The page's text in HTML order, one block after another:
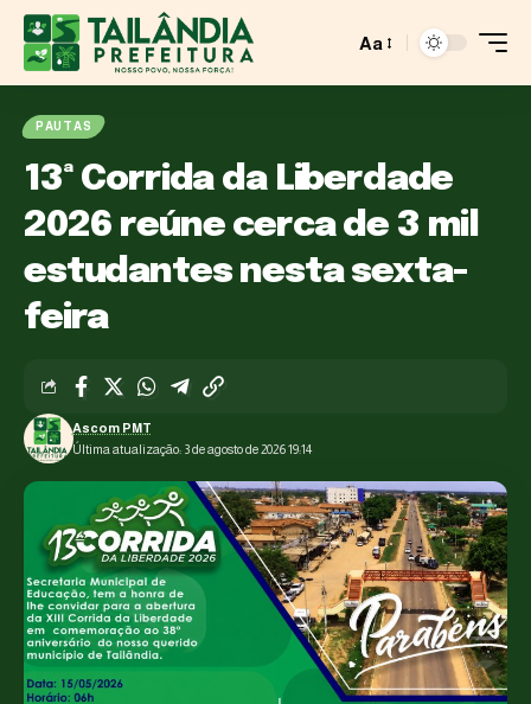
Aa
PAUTAS
13ª Corrida da Liberdade
2026 reúne cerca de 3 mil
estudantes nesta sexta-
feira
Última atualização: 3 de agosto de 2026 19:14
Ascom PMT